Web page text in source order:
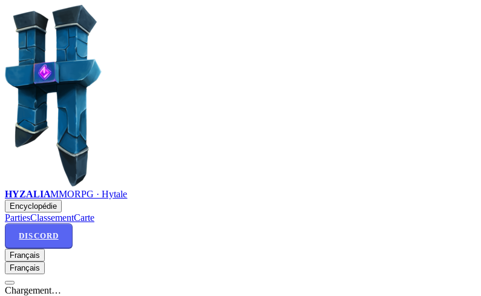
HYZALIAMMORPG · Hytale
Encyclopédie
PartiesClassementCarte
DISCORD
Français
Français
Chargement…